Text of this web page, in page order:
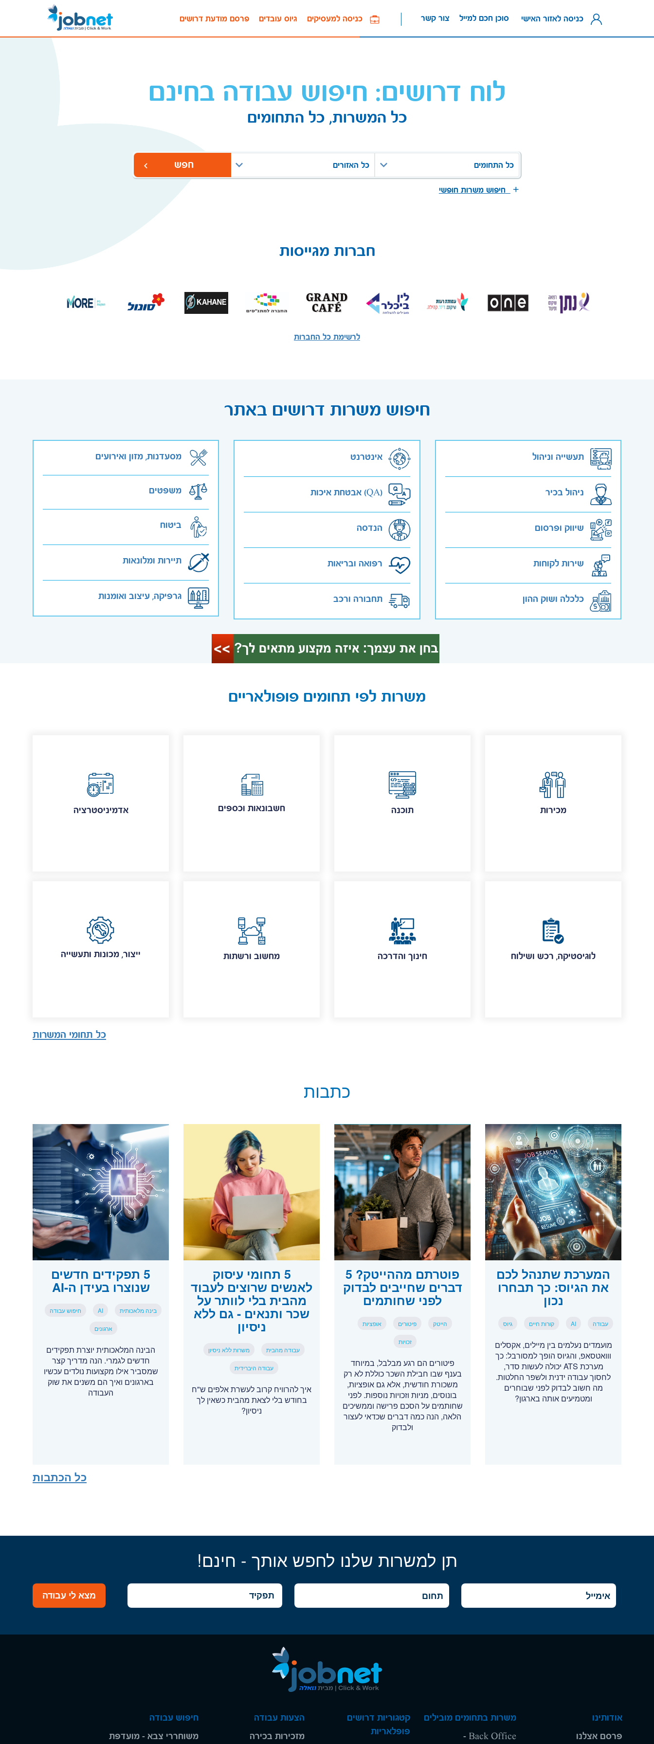
פרסם מודעת דרושים גיוס עובדים כניסה למעסיקים צור קשר סוכן חכם למייל כניסה לאזור האישי
לוח דרושים: חיפוש עבודה בחינם
כל המשרות, כל התחומים
כל התחומים כל האזורים חפש
חיפוש משרות חופשי
חברות מגייסות
לרשימת כל החברות
חיפוש משרות דרושים באתר
תעשייה וניהול
ניהול בכיר
שיווק ופרסום
שירות לקוחות
כלכלה ושוק ההון
אינטרנט
אבטחת איכות (QA)
הנדסה
רפואה ובריאות
תחבורה ורכב
מסעדנות, מזון ואירועים
משפטים
ביטוח
תיירות ומלונאות
גרפיקה, עיצוב ואומנות
משרות לפי תחומים פופולאריים
אדמיניסטרציה חשבונאות וכספים תוכנה מכירות
ייצור, מכונות ותעשייה מחשוב ורשתות חינוך והדרכה לוגיסטיקה, רכש ושילוח
כל תחומי המשרות
כתבות
המערכת שתנהל לכם
את הגיוס: כך תבחרו
נכון
עבודה AI קורות חיים גיוס
מועמדים נעלמים בין מיילים, אקסלים
ווואטסאפ, והגיוס הופך למסורבל: כך
מערכת ATS יכולה לעשות סדר,
לחסוך עבודה ידנית ולשפר החלטות.
מה חשוב לבדוק לפני שבוחרים
ומטמיעים אותה בארגון?
פוטרתם מההייטק? 5
דברים שחייבים לבדוק
לפני שחותמים
הייטק פיטורים אופציות
זכויות
פיטורים הם רגע מבלבל, במיוחד
בענף שבו חבילת השכר כוללת לא רק
משכורת חודשית, אלא גם אופציות,
בונוסים, מניות וזכויות נוספות. לפני
שחותמים על הסכם פרישה וממשיכים
הלאה, הנה כמה דברים שכדאי לעצור
ולבדוק
5 תחומי עיסוק
לאנשים שרוצים לעבוד
מהבית בלי לוותר על
שכר ותנאים - גם ללא
ניסיון
עבודה מהבית משרות ללא ניסיון
עבודה היברידית
איך להרוויח קרוב לעשרת אלפים ש"ח
בחודש בלי לצאת מהבית כשאין לך
ניסיון?
5 תפקידים חדשים
שנוצרו בעידן ה-AI
בינה מלאכותית AI חיפוש עבודה
ארגונים
הבינה המלאכותית יוצרת תפקידים
חדשים לגמרי. הנה מדריך קצר
שמסביר אילו מקצועות נולדים עכשיו
בארגונים ואיך הם משנים את שוק
העבודה
כל הכתבות
תן למשרות שלנו לחפש אותך - חינם!
מצא לי עבודה
אודותינו
פרסם אצלנו
משרות בתחומים מובילים
Back Office -
קטגוריות דרושים
פופלאריות
הצעות עבודה
מזכירות בכירה
חיפוש עבודה
משוחררי צבא - מועדפת